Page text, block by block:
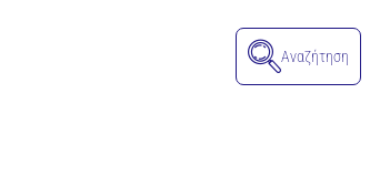
Αναζήτηση